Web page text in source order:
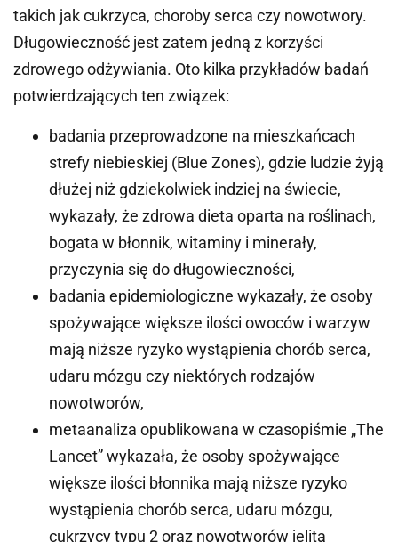
takich jak cukrzyca, choroby serca czy nowotwory.
Długowieczność jest zatem jedną z korzyści
zdrowego odżywiania. Oto kilka przykładów badań
potwierdzających ten związek:
badania przeprowadzone na mieszkańcach
strefy niebieskiej (Blue Zones), gdzie ludzie żyją
dłużej niż gdziekolwiek indziej na świecie,
wykazały, że zdrowa dieta oparta na roślinach,
bogata w błonnik, witaminy i minerały,
przyczynia się do długowieczności,
badania epidemiologiczne wykazały, że osoby
spożywające większe ilości owoców i warzyw
mają niższe ryzyko wystąpienia chorób serca,
udaru mózgu czy niektórych rodzajów
nowotworów,
metaanaliza opublikowana w czasopiśmie „The
Lancet” wykazała, że osoby spożywające
większe ilości błonnika mają niższe ryzyko
wystąpienia chorób serca, udaru mózgu,
cukrzycy typu 2 oraz nowotworów jelita